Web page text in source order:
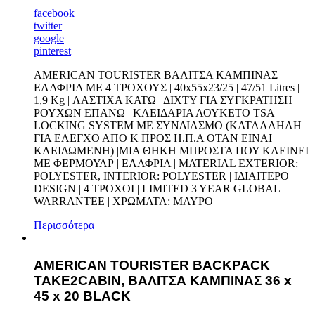
facebook
twitter
google
pinterest
AMERICAN TOURISTER ΒΑΛΙΤΣΑ ΚΑΜΠΙΝΑΣ
ΕΛΑΦΡΙΑ ΜΕ 4 ΤΡΟΧΟΥΣ | 40x55x23/25 | 47/51 Litres |
1,9 Kg | ΛΑΣΤΙΧΑ ΚΑΤΩ | ΔΙΧΤΥ ΓΙΑ ΣΥΓΚΡΑΤΗΣΗ
ΡΟΥΧΩΝ ΕΠΑΝΩ | ΚΛΕΙΔΑΡΙΑ ΛΟΥΚΕΤΟ TSA
LOCKING SYSTEM ΜΕ ΣΥΝΔΙΑΣΜΟ (ΚΑΤΑΛΛΗΛΗ
ΓΙΑ ΕΛΕΓΧΟ ΑΠΟ Κ ΠΡΟΣ Η.Π.Α ΟΤΑΝ ΕΙΝΑΙ
ΚΛΕΙΔΩΜΕΝΗ) |ΜΙΑ ΘΗΚΗ ΜΠΡΟΣΤΑ ΠΟΥ ΚΛΕΙΝΕΙ
ΜΕ ΦΕΡΜΟΥΑΡ | ΕΛΑΦΡΙΑ | ΜATERIAL EXTERIOR:
POLYESTER, INTERIOR: POLYESTER | ΙΔΙΑΙΤΕΡΟ
DESIGN | 4 ΤΡΟΧΟΙ | LIMITED 3 YEAR GLOBAL
WARRANTEE | ΧΡΩΜΑΤΑ: ΜΑΥΡΟ
Περισσότερα
AMERICAN TOURISTER BACKPACK
TAKE2CABIN, ΒΑΛΙΤΣΑ ΚΑΜΠΙΝΑΣ 36 x
45 x 20 BLACK